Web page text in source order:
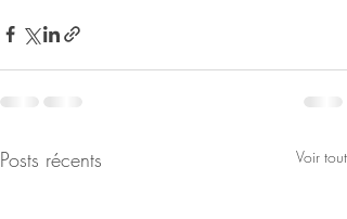
Posts récents Voir tout